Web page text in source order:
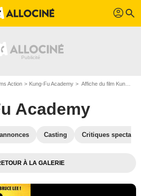
profil search
Action Kung-Fu Academy Affiche du film Kung-Fu Academy - Photo 1
Academy
Casting Critiques
À LA GALERIE